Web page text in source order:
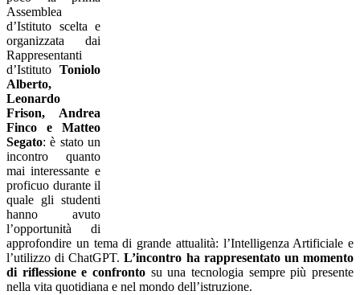
Assemblea
d’Istituto scelta e
organizzata dai
Rappresentanti
d’Istituto Toniolo
Alberto,
Leonardo
Frison, Andrea
Finco e Matteo
Segato: è stato un
incontro quanto
mai interessante e
proficuo durante il
quale gli studenti
hanno avuto
l’opportunità di
approfondire un tema di grande attualità: l’Intelligenza Artificiale e
l’utilizzo di ChatGPT.L’incontro ha rappresentato un momento
di riflessione e confronto su una tecnologia sempre più presente
nella vita quotidiana e nel mondo dell’istruzione.